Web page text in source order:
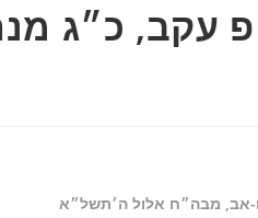
עקב, כ״ג
מבה״ח אלול ה׳תשל״א